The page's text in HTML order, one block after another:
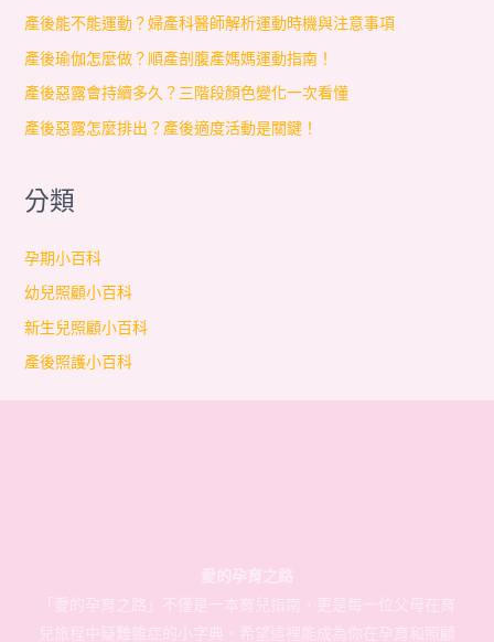
產後能不能運動？婦產科醫師解析運動時機與注意事項
產後瑜伽怎麼做？順產剖腹產媽媽運動指南！
產後惡露會持續多久？三階段顏色變化一次看懂
產後惡露怎麼排出？產後適度活動是關鍵！
分類
孕期小百科
幼兒照顧小百科
新生兒照顧小百科
產後照護小百科